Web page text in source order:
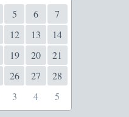
5 6
7
12 13
14
19 20
21
26 27
28
3 4 5